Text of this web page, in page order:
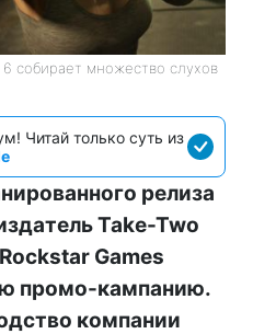
собирает множество слухов
Читай только суть из
релиза
Take-Two
Games
промо-кампанию.
компании